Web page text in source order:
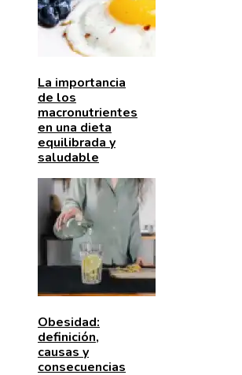
La importancia
de los
macronutrientes
en una dieta
equilibrada y
saludable
Obesidad:
definición,
causas y
consecuencias